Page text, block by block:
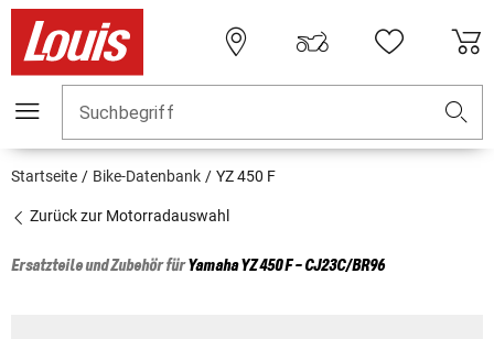
Suchbegriff
Startseite Bike-Datenbank YZ 450 F
Zurück zur Motorradauswahl
Ersatzteile und Zubehör fürYamahaYZ 450 F - CJ23C/BR96